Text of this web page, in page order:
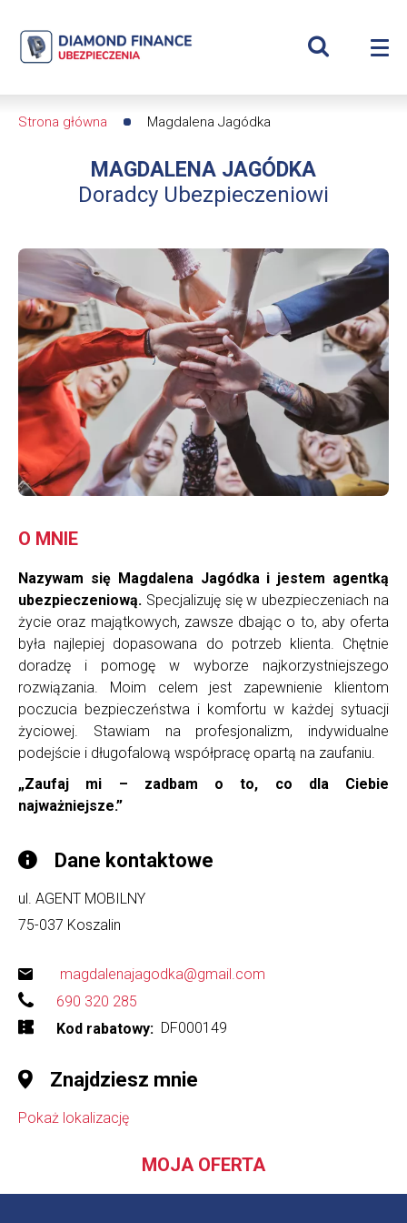
Magdalena
Diamond
Finance
dfs24
Wyświetl
nawigacyjna
Strona główna Magdalena Jagódka
MAGDALENA JAGÓDKA
Doradcy Ubezpieczeniowi
O MNIE
Nazywam się Magdalena Jagódka i jestem agentką
ubezpieczeniową. Specjalizuję się w ubezpieczeniach na
życie oraz majątkowych, zawsze dbając o to, aby oferta
była najlepiej dopasowana do potrzeb klienta. Chętnie
doradzę i pomogę w wyborze najkorzystniejszego
rozwiązania. Moim celem jest zapewnienie klientom
poczucia bezpieczeństwa i komfortu w każdej sytuacji
życiowej. Stawiam na profesjonalizm, indywidualne
podejście i długofalową współpracę opartą na zaufaniu.
„Zaufaj mi – zadbam o to, co dla Ciebie
najważniejsze.”
Dane kontaktowe
ul. AGENT MOBILNY
75-037 Koszalin
magdalenajagodka@gmail.com
690 320 285
Kod rabatowy
DF000149
Znajdziesz mnie
Pokaż lokalizację
MOJA OFERTA